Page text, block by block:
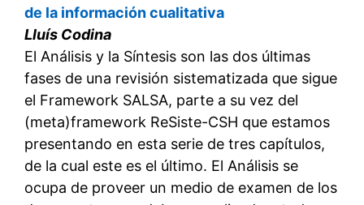
de la información cualitativa
Lluís Codina
El Análisis y la Síntesis son las dos últimas
fases de una revisión sistematizada que sigue
el Framework SALSA, parte a su vez del
(meta)framework ReSiste-CSH que estamos
presentando en esta serie de tres capítulos,
de la cual este es el último. El Análisis se
ocupa de proveer un medio de examen de los